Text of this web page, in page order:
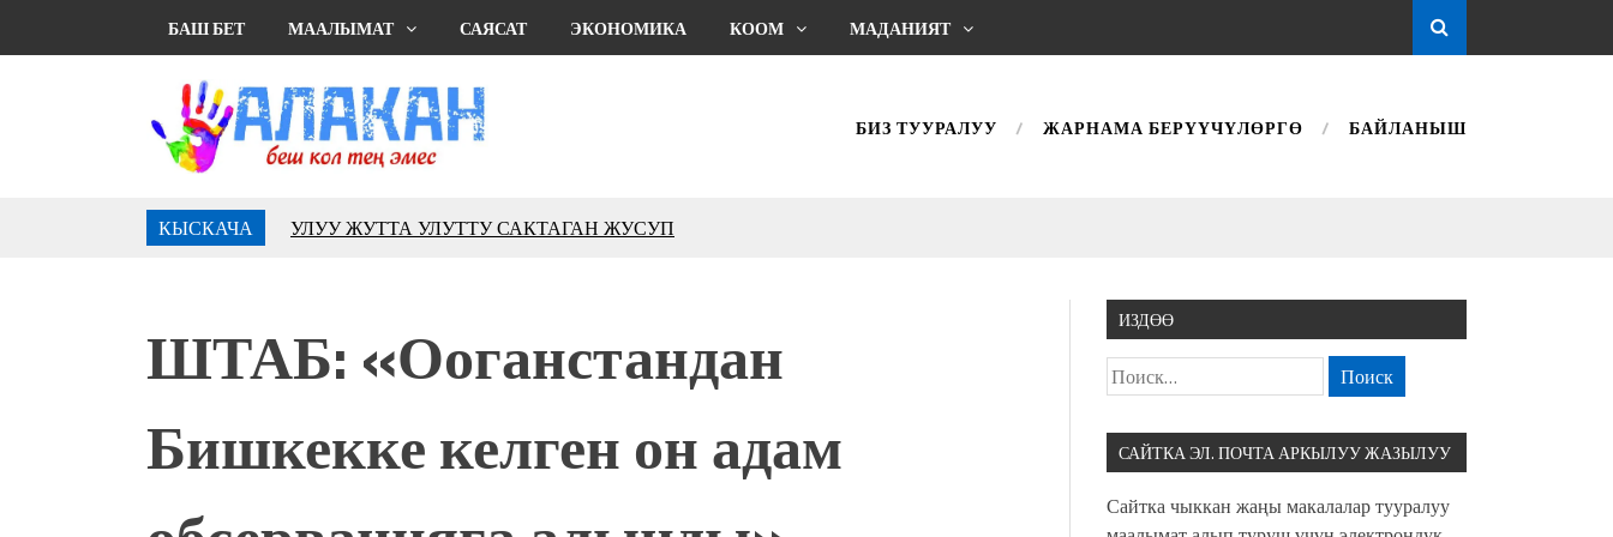
БАШ БЕТ МААЛЫМАТ САЯСАТ ЭКОНОМИКА КООМ МАДАНИЯТ
БИЗ ТУУРАЛУУ ЖАРНАМА БЕРҮҮЧҮЛӨРГӨ БАЙЛАНЫШ
КЫСКАЧА
УЛУУ ЖУТТА УЛУТТУ САКТАГАН ЖУСУП
Аида САЛЯНОВА: "Кыргыз шахмат союзунун
президенти болуп шайланышым сыймык жана чоң
үчүн, улуу көч уланышы үчүн журнал сөзсүз керек!”
“Китепкана түнγ-2026”: Психолог Мээрим Мураталиева
ШТАБ: «Ооганстандан
Бишкекке келген он адам
ИЗДӨӨ
САЙТКА ЭЛ. ПОЧТА АРКЫЛУУ ЖАЗЫЛУУ
Сайтка чыккан жаңы макалалар тууралуу